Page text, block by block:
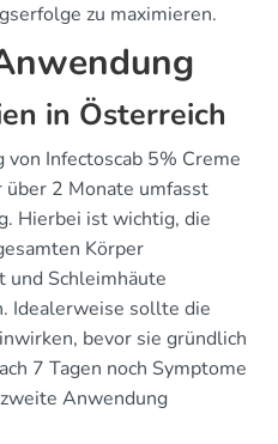
zu maximieren.
in Österreich
Infectoscab 5% Creme
über 2 Monate umfasst
Hierbei ist wichtig, die
Körper
und Schleimhäute
Idealerweise sollte die
bevor sie gründlich
7 Tagen noch Symptome
Anwendung